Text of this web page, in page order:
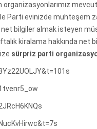
Parti evinizde muhteşem
net bilgiler almak isteyen
kiralama hakkında net
sürpriz parti